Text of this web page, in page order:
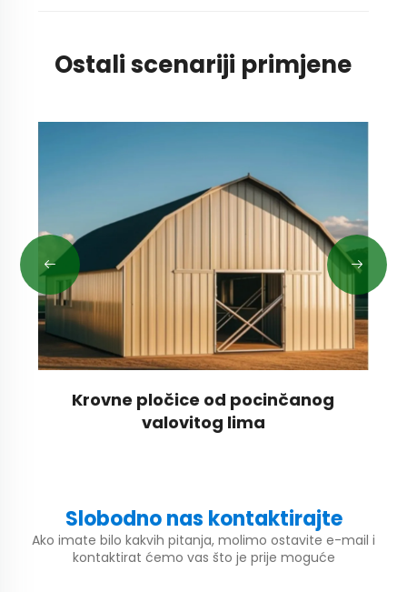
Ostali scenariji primjene
Krovne pločice od pocinčanog
valovitog lima
Slobodno nas kontaktirajte
Ako imate bilo kakvih pitanja, molimo ostavite e-mail i
kontaktirat ćemo vas što je prije moguće